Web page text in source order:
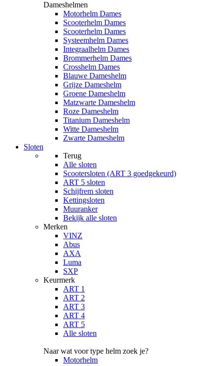
Dameshelmen
Motorhelm Dames
Scooterhelm Dames
Scooterhelm Dames
Systeemhelm Dames
Integraalhelm Dames
Brommerhelm Dames
Crosshelm Dames
Blauwe Dameshelm
Grijze Dameshelm
Groene Dameshelm
Matzwarte Dameshelm
Roze Dameshelm
Titanium Dameshelm
Witte Dameshelm
Zwarte Dameshelm
Sloten
Terug
Alle sloten
Scootersloten (ART 3 goedgekeurd)
ART 5 sloten
Schijfrem sloten
Kettingsloten
Muuranker
Bekijk alle sloten
Merken
VINZ
Abus
AXA
Luma
SXP
Keurmerk
ART 1
ART 2
ART 3
ART 4
ART 5
Alle sloten
Naar wat voor type helm zoek je?
Motorhelm